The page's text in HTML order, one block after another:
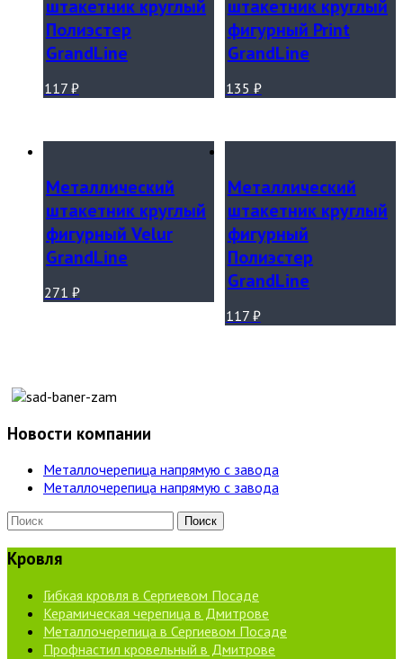
штакетник круглый
Полиэстер
GrandLine
117 ₽
штакетник круглый
фигурный Print
GrandLine
135 ₽
Металлический
штакетник круглый
фигурный Velur
GrandLine
271 ₽
Металлический
штакетник круглый
фигурный
Полиэстер
GrandLine
117 ₽
Новости компании
Металлочерепица напрямую с завода
Металлочерепица напрямую с завода
Кровля
Гибкая кровля в Сергиевом Посаде
Керамическая черепица в Дмитрове
Металлочерепица в Сергиевом Посаде
Профнастил кровельный в Дмитрове